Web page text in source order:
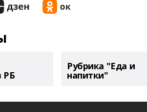
РБ
Рубрика "Еда и
напитки"